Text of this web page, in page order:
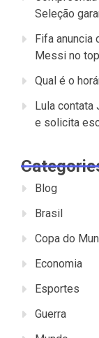
Seleção
Fifa anuncia
Messi no
Qual é o
Lula contata
e solicita
Blog
Brasil
Copa do
Economia
Esportes
Guerra